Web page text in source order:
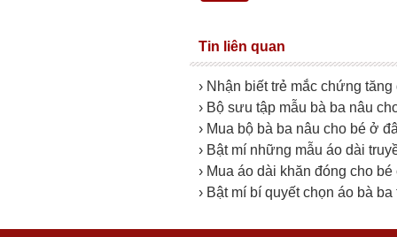
Tin liên quan
› Nhận biết trẻ mắc chứng
› Bộ sưu tập mẫu bà ba nâu
› Mua bộ bà ba nâu cho bé ở
› Bật mí những mẫu áo dài
› Mua áo dài khăn đóng cho
› Bật mí bí quyết chọn áo bà